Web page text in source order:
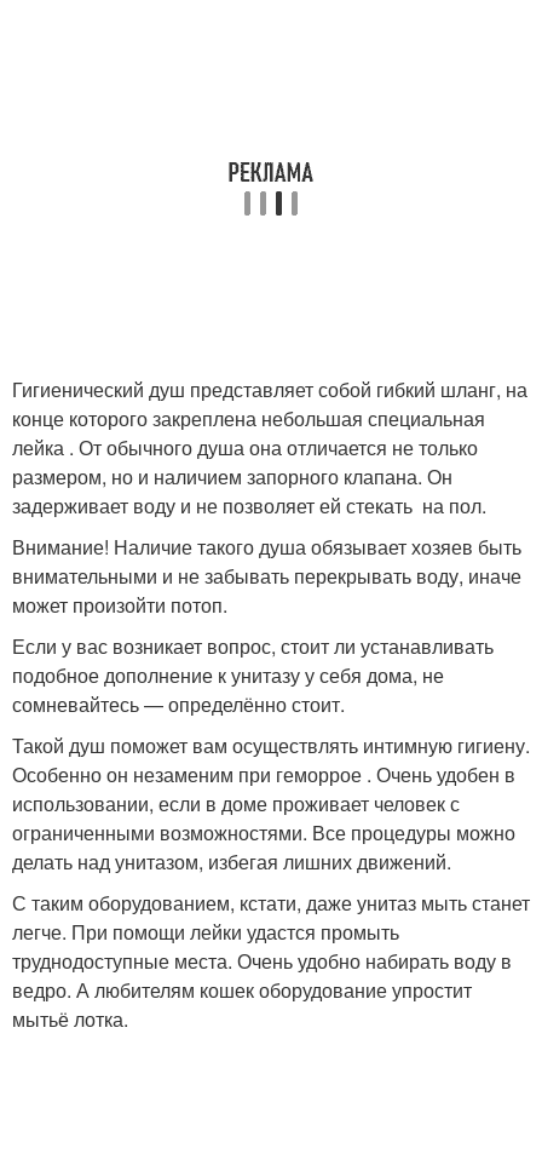
Гигиенический душ представляет собой гибкий шланг, на
конце которого закреплена небольшая специальная
лейка . От обычного душа она отличается не только
размером, но и наличием запорного клапана. Он
задерживает воду и не позволяет ей стекать на пол.
Внимание! Наличие такого душа обязывает хозяев быть
внимательными и не забывать перекрывать воду, иначе
может произойти потоп.
Если у вас возникает вопрос, стоит ли устанавливать
подобное дополнение к унитазу у себя дома, не
сомневайтесь — определённо стоит.
Такой душ поможет вам осуществлять интимную гигиену.
Особенно он незаменим при геморрое . Очень удобен в
использовании, если в доме проживает человек с
ограниченными возможностями. Все процедуры можно
делать над унитазом, избегая лишних движений.
С таким оборудованием, кстати, даже унитаз мыть станет
легче. При помощи лейки удастся промыть
труднодоступные места. Очень удобно набирать воду в
ведро. А любителям кошек оборудование упростит
мытьё лотка.